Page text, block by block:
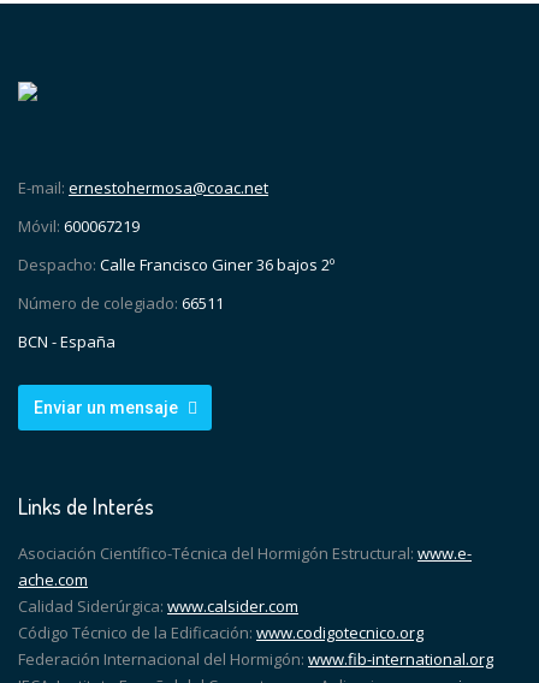
E-mail: ernestohermosa@coac.net
Móvil: 600067219
Despacho: Calle Francisco Giner 36 bajos 2º
Número de colegiado: 66511
BCN - España
Enviar un mensaje
Links de Interés
Asociación Científico-Técnica del Hormigón Estructural: www.e-
ache.com
Calidad Siderúrgica: www.calsider.com
Código Técnico de la Edificación: www.codigotecnico.org
Federación Internacional del Hormigón: www.fib-international.org